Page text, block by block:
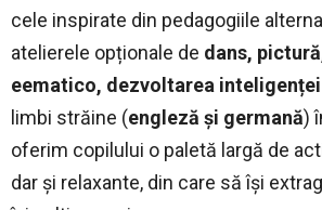
cele inspirate din pedagogiile
atelierele opționale de dans,
eematico, dezvoltarea
limbi străine (engleză și germană)
oferim copilului o paletă largă de
dar și relaxante, din care să își